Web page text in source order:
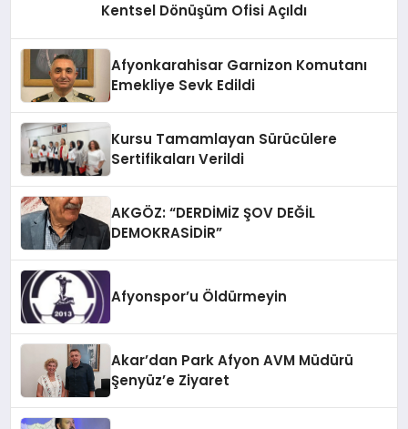
Kentsel Dönüşüm Ofisi Açıldı
Afyonkarahisar Garnizon Komutanı
Emekliye Sevk Edildi
Kursu Tamamlayan Sürücülere
Sertifikaları Verildi
AKGÖZ: “DERDİMİZ ŞOV DEĞİL
DEMOKRASİDİR”
Afyonspor’u Öldürmeyin
Akar’dan Park Afyon AVM Müdürü
Şenyüz’e Ziyaret